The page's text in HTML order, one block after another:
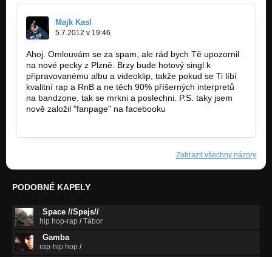
Majk Kasl
5.7.2012 v 19:46
Ahoj. Omlouvám se za spam, ale rád bych Tě upozornil
na nové pecky z Plzně. Brzy bude hotový singl k
připravovanému albu a videoklip, takže pokud se Ti líbí
kvalitní rap a RnB a ne těch 90% příšerných interpretů
na bandzone, tak se mrkni a poslechni. P.S. taky jsem
nově založil "fanpage" na facebooku
Zobrazit všechny názory
PODOBNÉ KAPELY
Space //Spejs//
hip hop-rap /Tábor
Gamba
rap-hip hop /